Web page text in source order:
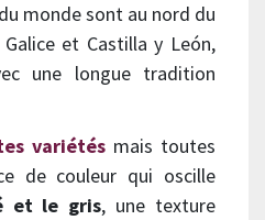
monde sont au nord du
et Castilla y León,
une longue tradition
variétés mais toutes
de couleur qui oscille
et le gris, une texture